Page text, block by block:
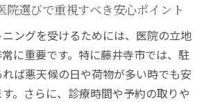
院選びで重視すべき安心ポイント
ングを受けるためには、医院の立地
に重要です。特に藤井寺市では、駐
ば悪天候の日や荷物が多い時でも安
。さらに、診療時間や予約の取りや